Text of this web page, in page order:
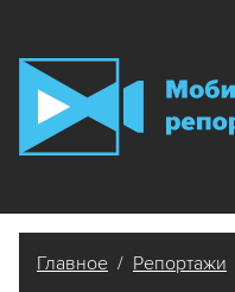
Главное / Репортажи